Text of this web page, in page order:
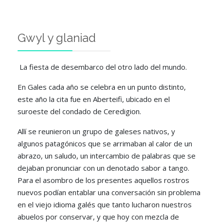
Gwyl y glaniad
La fiesta de desembarco del otro lado del mundo.
En Gales cada año se celebra en un punto distinto,
este año la cita fue en Aberteifi, ubicado en el
suroeste del condado de Ceredigion.
Allí se reunieron un grupo de galeses nativos, y
algunos patagónicos que se arrimaban al calor de un
abrazo, un saludo, un intercambio de palabras que se
dejaban pronunciar con un denotado sabor a tango.
Para el asombro de los presentes aquellos rostros
nuevos podían entablar una conversación sin problema
en el viejo idioma galés que tanto lucharon nuestros
abuelos por conservar, y que hoy con mezcla de